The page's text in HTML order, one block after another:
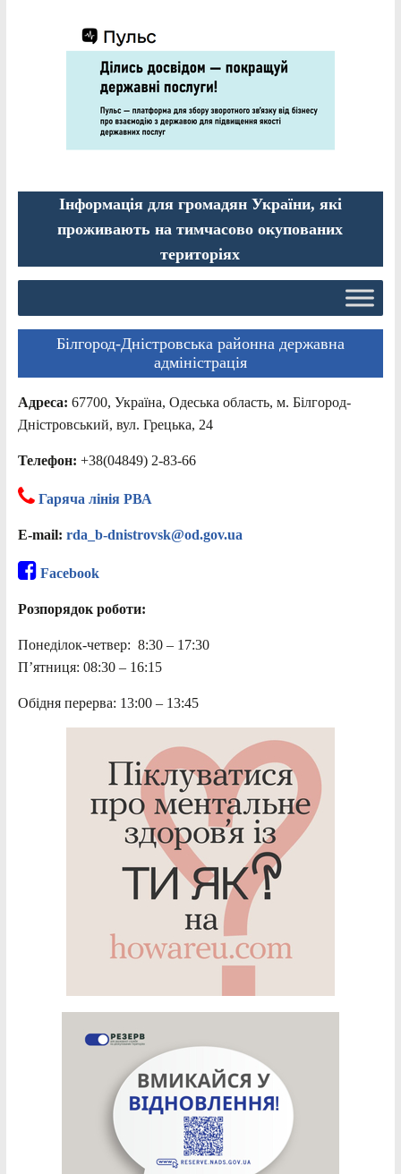
Інформація для громадян України, які
проживають на тимчасово окупованих
територіях
Білгород-Дністровська районна державна
адміністрація
Адреса: 67700, Україна, Одеська область, м. Білгород-
Дністровський, вул. Грецька, 24
Телефон: +38(04849) 2-83-66
Гаряча лінія РВА
E-mail: rda_b-dnistrovsk@od.gov.ua
Facebook
Розпорядок роботи:
Понеділок-четвер: 8:30 – 17:30
П’ятниця: 08:30 – 16:15
Обідня перерва: 13:00 – 13:45